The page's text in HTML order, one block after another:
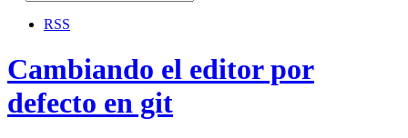
RSS
Cambiando el editor por
defecto en git